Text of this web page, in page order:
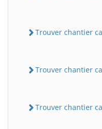
Trouver chantier
Trouver chantier
Trouver chantier